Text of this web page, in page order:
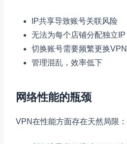
IP共享导致账号关联风险
无法为每个店铺分配独立IP
切换账号需要频繁更换VPN
管理混乱，效率低下
网络性能的瓶颈
VPN在性能方面存在天然局限：